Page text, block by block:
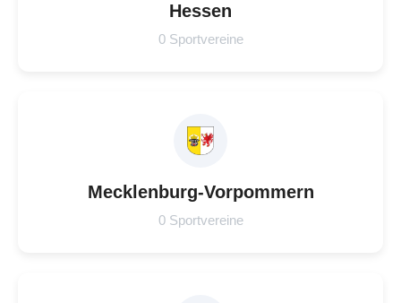
Hessen
0 Sportvereine
Mecklenburg-Vorpommern
0 Sportvereine